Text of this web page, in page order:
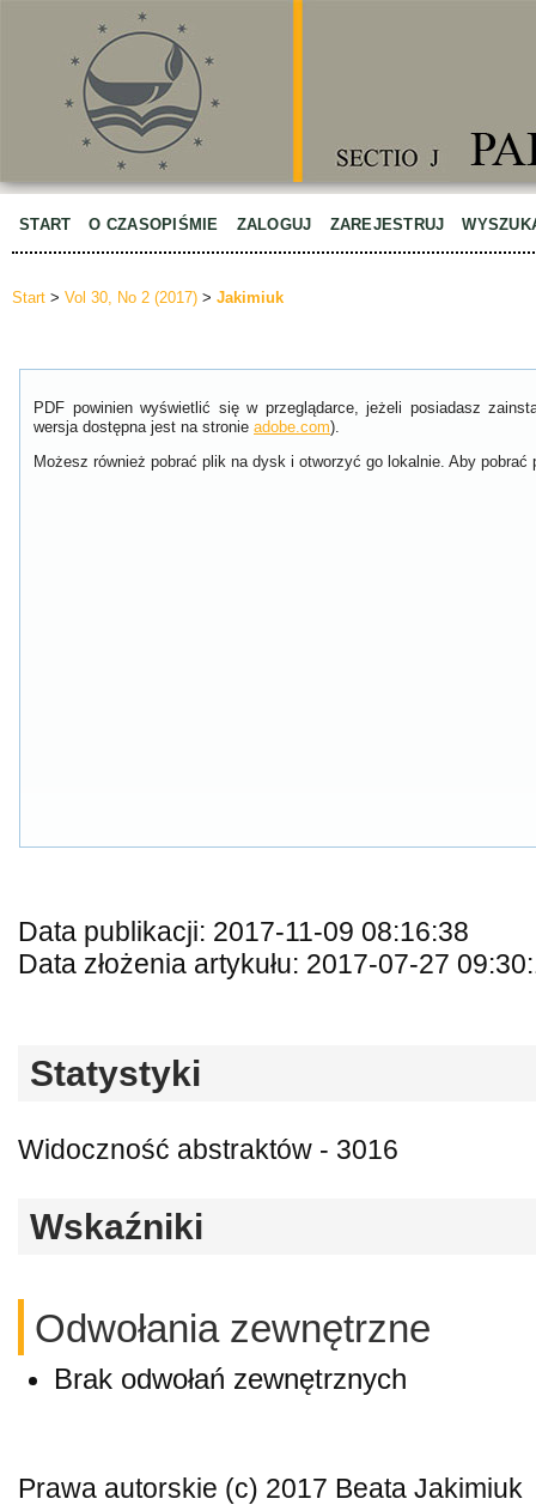
START O CZASOPIŚMIE ZALOGUJ ZAREJESTRUJ
Start > Vol 30, No 2 (2017) > Jakimiuk
PDF powinien wyświetlić się w przeglądarce, jeżeli posiadasz
wersja dostępna jest na stronie adobe.com).
Możesz również pobrać plik na dysk i otworzyć go lokalnie. Aby
Data publikacji: 2017-11-09 08:16:38
Data złożenia artykułu: 2017-07-27
Statystyki
Widoczność abstraktów - 3016
Wskaźniki
Odwołania zewnętrzne
Brak odwołań zewnętrznych
Prawa autorskie (c) 2017 Beata Jakimiuk